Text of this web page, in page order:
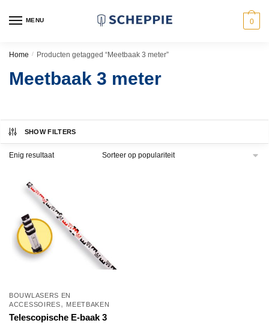
MENU 0
Home / Producten getagged “Meetbaak 3 meter”
Meetbaak 3 meter
SHOW FILTERS
Enig resultaat
BOUWLASERS EN
ACCESSOIRES, MEETBAKEN
Telescopische E-baak 3